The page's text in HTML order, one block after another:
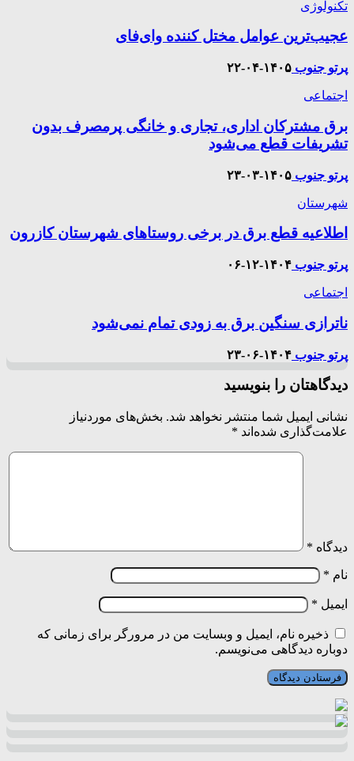
تکنولوژی
عجیب‌ترین عوامل مختل کننده وای‌فای
پرتو جنوب ۱۴۰۵-۰۴-۲۲
اجتماعی
برق مشترکان اداری، تجاری و خانگی پرمصرف بدون
تشریفات قطع می‌شود
پرتو جنوب ۱۴۰۵-۰۳-۲۳
شهرستان
اطلاعیه قطع برق در برخی روستاهای شهرستان کازرون
پرتو جنوب ۱۴۰۴-۱۲-۰۶
اجتماعی
ناترازی سنگین برق به زودی تمام نمی‌شود
پرتو جنوب ۱۴۰۴-۰۶-۲۳
دیدگاهتان را بنویسید
نشانی ایمیل شما منتشر نخواهد شد. بخش‌های موردنیاز
علامت‌گذاری شده‌اند *
دیدگاه *
نام *
ایمیل *
ذخیره نام، ایمیل و وبسایت من در مرورگر برای زمانی که
دوباره دیدگاهی می‌نویسم.